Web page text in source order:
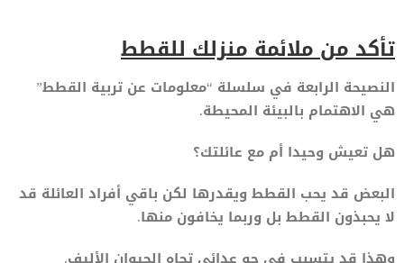
تأكد من ملائمة منزلك للقطط
النصيحة الرابعة في سلسلة “معلومات عن تربية القطط”
هي الاهتمام بالبيئة المحيطة.
هل تعيش وحيدا أم مع عائلتك؟
البعض قد يحب القطط ويقدرها لكن باقي أفراد العائلة قد
لا يحبذون القطط بل وربما يخافون منها.